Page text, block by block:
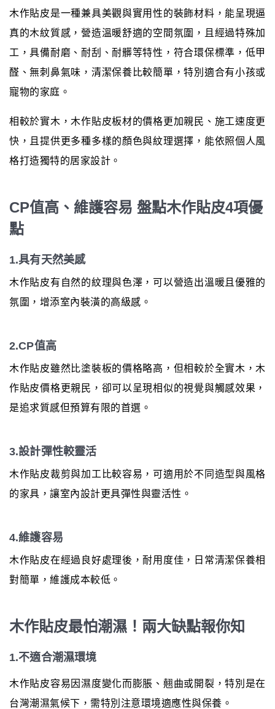
木作貼皮是一種兼具美觀與實用性的裝飾材料，能呈現逼
真的木紋質感，營造溫暖舒適的空間氛圍，且經過特殊加
工，具備耐磨、耐刮、耐髒等特性，符合環保標準，低甲
醛、無刺鼻氣味，清潔保養比較簡單，特別適合有小孩或
寵物的家庭。
相較於實木，木作貼皮板材的價格更加親民、施工速度更
快，且提供更多種多樣的顏色與紋理選擇，能依照個人風
格打造獨特的居家設計。
CP值高、維護容易 盤點木作貼皮4項優
點
1.具有天然美感
木作貼皮有自然的紋理與色澤，可以營造出溫暖且優雅的
氛圍，增添室內裝潢的高級感。
2.CP值高
木作貼皮雖然比塗裝板的價格略高，但相較於全實木，木
作貼皮價格更親民，卻可以呈現相似的視覺與觸感效果，
是追求質感但預算有限的首選。
3.設計彈性較靈活
木作貼皮裁剪與加工比較容易，可適用於不同造型與風格
的家具，讓室內設計更具彈性與靈活性。
4.維護容易
木作貼皮在經過良好處理後，耐用度佳，日常清潔保養相
對簡單，維護成本較低。
木作貼皮最怕潮濕！兩大缺點報你知
1.不適合潮濕環境
木作貼皮容易因濕度變化而膨脹、翹曲或開裂，特別是在
台灣潮濕氣候下，需特別注意環境適應性與保養。